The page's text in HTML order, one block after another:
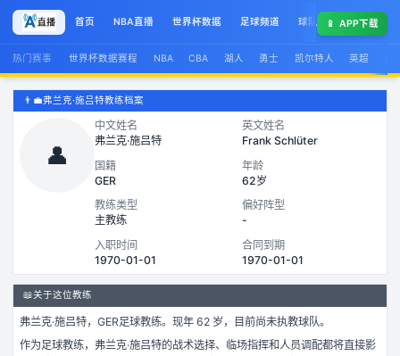
首页 NBA直播 世界杯数据 足球频道 球队榜 球星集锦
📱 APP下载
热门赛事 世界杯数据赛程 NBA CBA 湖人 勇士 凯尔特人 英超
👨‍💼弗兰克·施吕特教练档案
👤
中文姓名
弗兰克·施吕特
英文姓名
Frank Schlüter
国籍
GER
年龄
62岁
教练类型
主教练
偏好阵型
-
入职时间
1970-01-01
合同到期
1970-01-01
📖关于这位教练
弗兰克·施吕特， GER足球教练。 现年 62 岁，
目前尚未执教球队。
作为足球教练， 弗兰克·施吕特的战术选择、临场指挥和人员调配都将直接影